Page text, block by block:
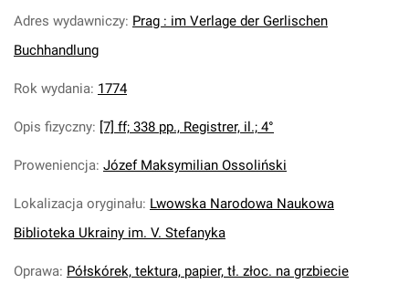
Adres wydawniczy: Prag : im Verlage der Gerlischen
Buchhandlung
Rok wydania: 1774
Opis fizyczny: [7] ff; 338 pp., Registrer, il.; 4°
Proweniencja: Józef Maksymilian Ossoliński
Lokalizacja oryginału: Lwowska Narodowa Naukowa
Biblioteka Ukrainy im. V. Stefanyka
Oprawa: Półskórek, tektura, papier, tł. złoc. na grzbiecie